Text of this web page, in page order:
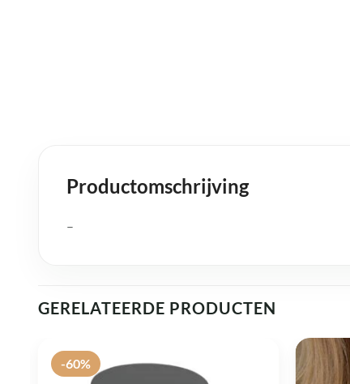
Productomschrijving
–
GERELATEERDE PRODUCTEN
-60%